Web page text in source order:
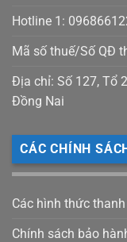
Hotline 1:
Mã số thuế/Số QĐ
Địa chỉ: Số 127, Tổ
Đồng Nai
CÁC CHÍNH SÁCH
Các hình thức
Chính sách bảo